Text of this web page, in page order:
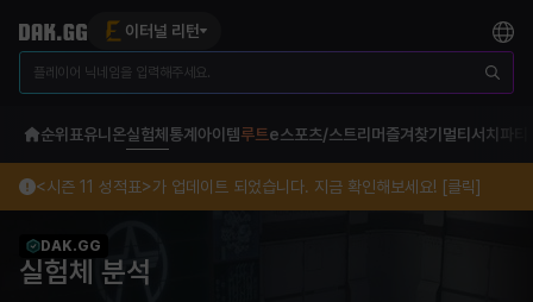
이터널 리턴
순위표유니온실험체 통계 아이템루트e스포츠/스트리머 즐겨찾기 멀티서치 파티
<시즌 11 성적표>가 업데이트 되었습니다. 지금 확인해보세요! [클릭]
DAK.GG
실험체 분석